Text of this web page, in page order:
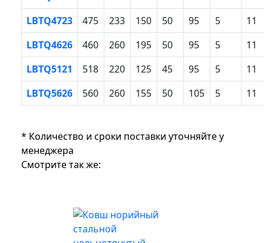
LBTQ4723
475 233 150 50 95 5
11
LBTQ4626
460 260 195 50 95 5
11
LBTQ5121
518 220 125 45 95 5
11
LBTQ5626
560 260 155 50 105 5 11
* Количество и сроки поставки уточняйте у
менеджера
Смотрите так же: